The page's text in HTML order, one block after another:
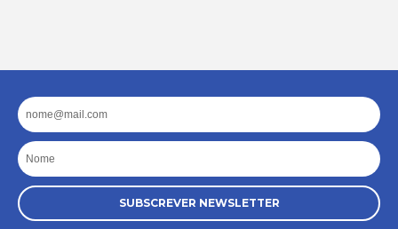
Email
Nome
SUBSCREVER NEWSLETTER